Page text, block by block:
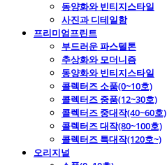
동양화와 빈티지스타일
사진과 디테일함
프리미엄프린트
부드러운 파스텔톤
추상화와 모더니즘
동양화와 빈티지스타일
콜렉터즈 소품(0~10호)
콜렉터즈 중품(12~30호)
콜렉터즈 중대작(40~60호)
콜렉터즈 대작(80~100호)
콜렉터즈 특대작(120호~)
오리지널